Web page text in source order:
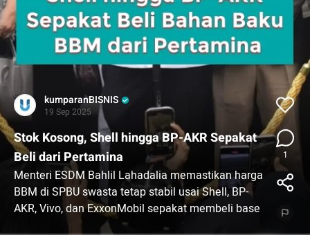
kumparanBISNIS
19 Sep 2025
Stok Kosong, Shell hingga BP-AKR Sepakat
Beli dari Pertamina
Menteri ESDM Bahlil Lahadalia memastikan harga
BBM di SPBU swasta tetap stabil usai Shell, BP-
AKR, Vivo, dan ExxonMobil sepakat membeli base
fuel dari Pertamina. Kesepakatan ini merupakan
1